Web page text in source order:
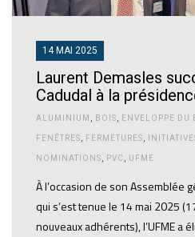
14 MAI 2025
Laurent Demasles
Cadudal à la
ALUMINIUM , BOIS, ENVELOPPE DU
FENÊTRES, FERMETURES,
NOMINATIONS, PVC , UFME
À l’occasion de son Assemblée
qui s’est tenue le 14 mai 2025
nouveaux adhérents), l’UFME a